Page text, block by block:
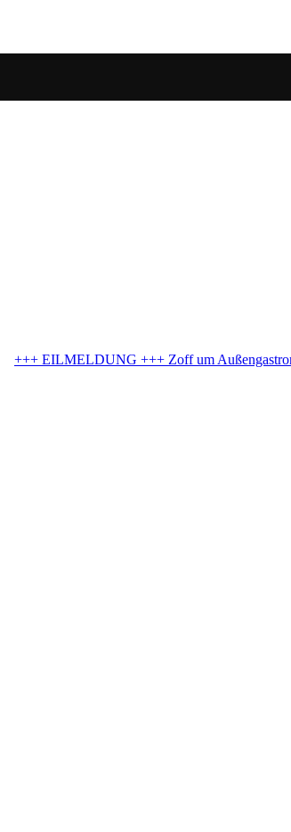
Stadt knickt ein – so geht's am Brüsseler Platz weiter